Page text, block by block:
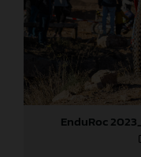
EnduRoc